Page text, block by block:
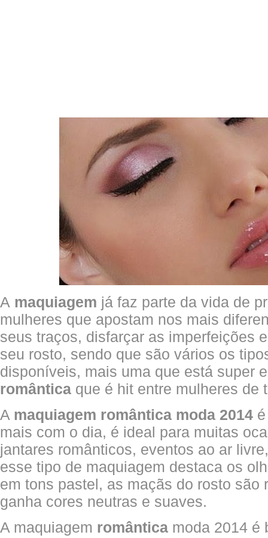
A maquiagem já faz parte da vida de
mulheres que apostam nos mais
seus traços, disfarçar as imperfeições
seu rosto, sendo que são vários os
disponíveis, mais uma que está super
romântica que é hit entre mulheres de
A maquiagem romântica moda 2014
mais com o dia, é ideal para muitas
jantares românticos, eventos ao ar
esse tipo de maquiagem destaca os
em tons pastel, as maçãs do rosto são
ganha cores neutras e suaves.
A maquiagem romântica moda 2014 é